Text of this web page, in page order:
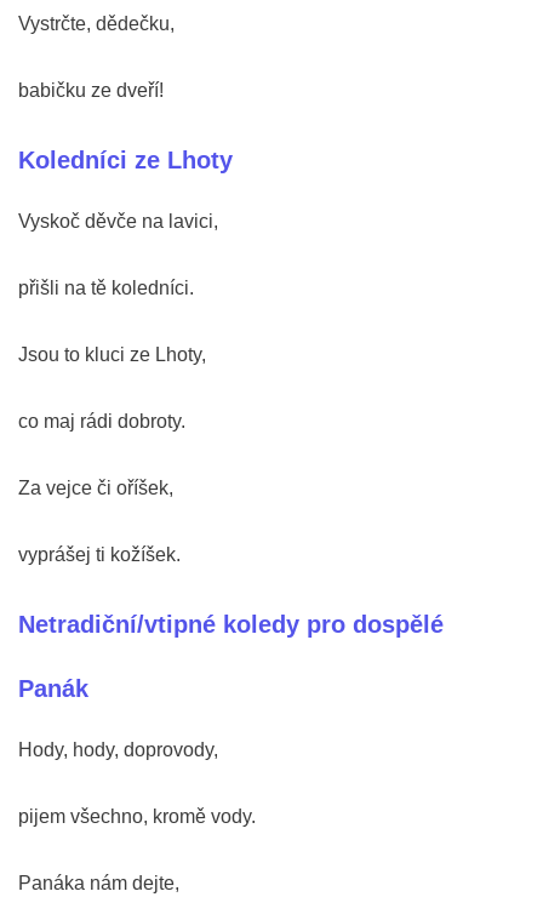
Vystrčte, dědečku,
babičku ze dveří!
Koledníci ze Lhoty
Vyskoč děvče na lavici,
přišli na tě koledníci.
Jsou to kluci ze Lhoty,
co maj rádi dobroty.
Za vejce či oříšek,
vyprášej ti kožíšek.
Netradiční/vtipné koledy pro dospělé
Panák
Hody, hody, doprovody,
pijem všechno, kromě vody.
Panáka nám dejte,